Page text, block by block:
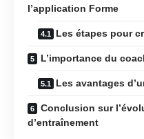
l’application Forme
Les étapes pour
L’importance du
Les avantages
Conclusion sur
d’entraînement